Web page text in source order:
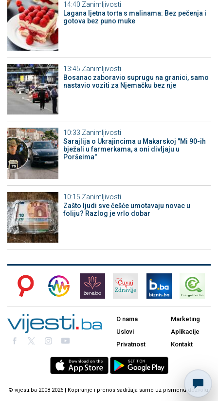
14:40 Zanimljivosti
Lagana ljetna torta s malinama: Bez pečenja i
gotova bez puno muke
13:45 Zanimljivosti
Bosanac zaboravio suprugu na granici, samo
nastavio voziti za Njemačku bez nje
10:33 Zanimljivosti
Sarajlija o Ukrajincima u Makarskoj "Mi 90-ih
bježali u farmerkama, a oni divljaju u
Poršeima"
10:15 Zanimljivosti
Zašto ljudi sve češće umotavaju novac u
foliju? Razlog je vrlo dobar
O nama
Uslovi
Privatnost
Marketing
Aplikacije
Kontakt
© vijesti.ba 2008-2026 | Kopiranje i prenos sadržaja samo uz pismenu dozvolu.